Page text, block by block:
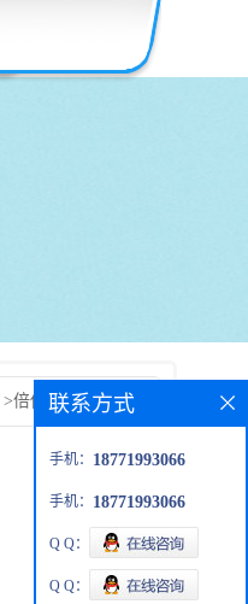
>倍他米松二丙酸酯
联系方式
手机： 18771993066
手机： 18771993066
Q Q：
Q Q：